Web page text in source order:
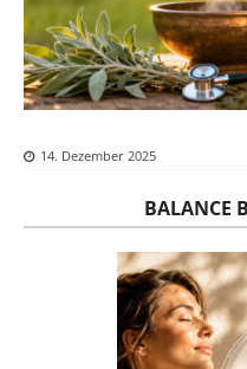
14. Dezember 2025
BALANCE